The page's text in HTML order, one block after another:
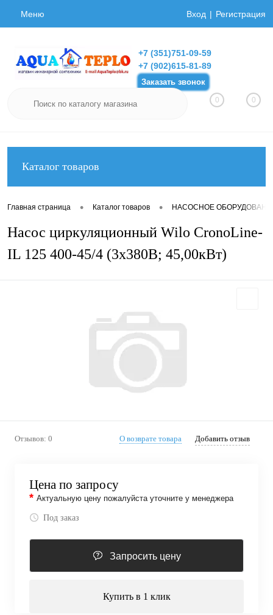
Меню Вход Регистрация
+7 (351)751-09-59
+7 (902)615-81-89
Заказать звонок
0 0
Каталог товаров
Главная страница • Каталог товаров • НАСОСНОЕ
Насос циркуляционный Wilo CronoLine-
IL 125 400-45/4 (3х380В; 45,00кВт)
Отзывов: 0 О возврате товара Добавить отзыв
Цена по запросу
* Актуальную цену пожалуйста уточните у менеджера
Под заказ
Запросить цену
Купить в 1 клик